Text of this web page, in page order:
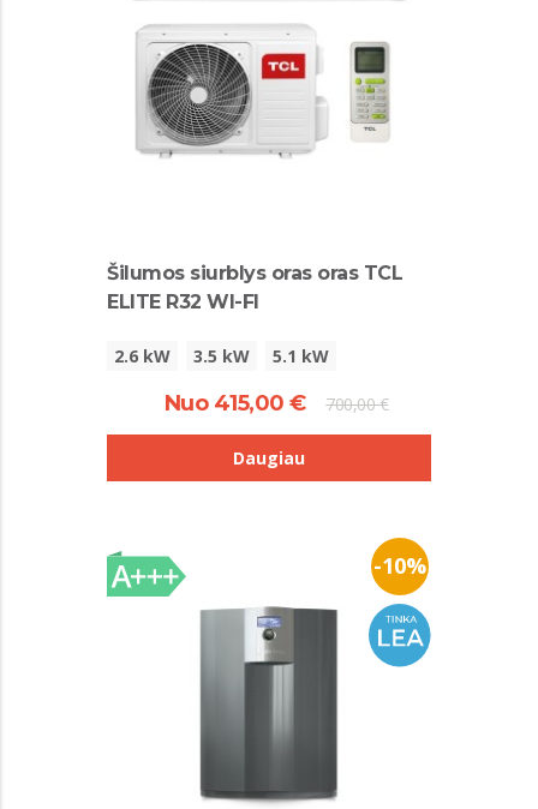
Šilumos siurblys oras oras TCL
ELITE R32 WI-FI
2.6 kW 3.5 kW 5.1 kW
Nuo 415,00 € 700,00 €
Daugiau
-10%